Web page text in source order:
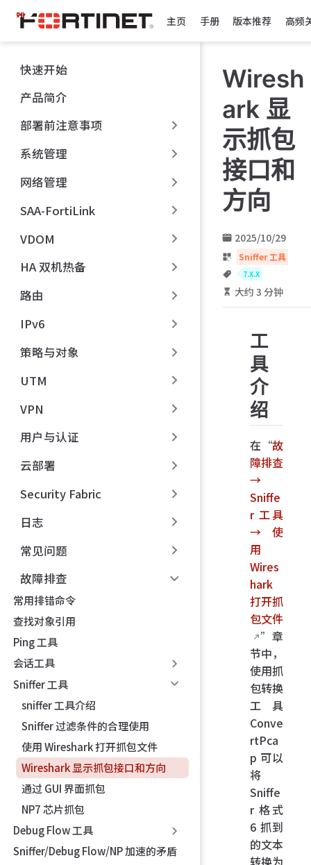
跳
至
主
內
容
主页 手册 版本推荐 高频
快速开始
产品简介
部署前注意事项
系统管理
网络管理
SAA-FortiLink
VDOM
HA 双机热备
路由
IPv6
策略与对象
UTM
VPN
用户与认证
云部署
Security Fabric
日志
常见问题
故障排查
常用排错命令
查找对象引用
Ping 工具
会话工具
Sniffer 工具
sniffer 工具介绍
Sniffer 过滤条件的合理使用
使用 Wireshark 打开抓包文件
Wireshark 显示抓包接口和方向
通过 GUI 界面抓包
NP7 芯片抓包
Debug Flow 工具
Sniffer/Debug Flow/NP 加速的矛盾
Wiresh
ark 显
示抓包
接口和
方向
2025/10/29
Sniffer 工具
7.X.X
大约 3 分钟
工
具
介
绍
在“故
障排查
→
Sniffe
r 工具
→ 使
用
Wires
hark
打开抓
包文件
”章
节中，
使用抓
包转换
工具
Conve
rtPca
p 可以
将
Sniffe
r 格式
6 抓到
的文本
转换为